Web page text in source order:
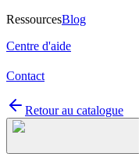
RessourcesBlog
Centre d'aide
Contact
Retour au catalogue